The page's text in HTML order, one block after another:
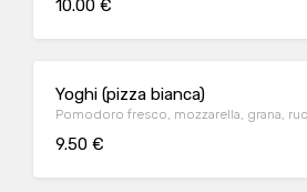
10.00 €
Yoghi (pizza bianca)
Pomodoro fresco, mozzarella, grana,
9.50 €